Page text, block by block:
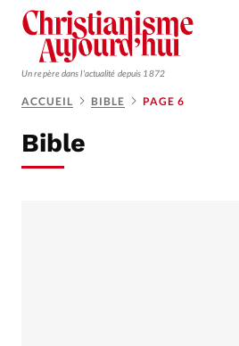
Un repère dans l'actualité depuis 1872
Monde
ACCUEIL BIBLE PAGE 6
Bible